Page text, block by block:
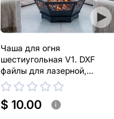
Чаша для огня
шестиугольная V1. DXF
файлы для лазерной,
плазменной резки
$ 10.00 i